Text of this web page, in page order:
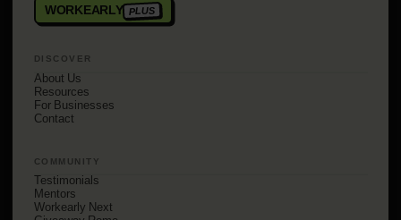
WORKEARLY PLUS
DISCOVER
About Us
Resources
For Businesses
Contact
COMMUNITY
Testimonials
Mentors
Workearly Next